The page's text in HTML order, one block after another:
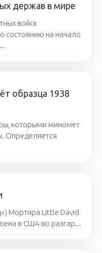
держав в мире
войск
состоянию на начало
образца 1938
которыми миномет
Определяется
Мортира Little David
в США во разгар...